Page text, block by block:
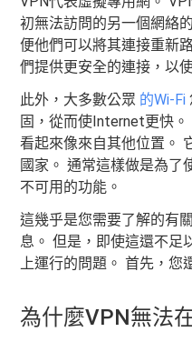
初無法訪問的另一個網絡
便他們可以將其連接重新
們提供更安全的連接，以
此外，大多數公眾 的Wi-Fi
固，從而使Internet更快
看起來像來自其他位置。
國家。 通常這樣做是為了
不可用的功能。
這幾乎是您需要了解的有
息。 但是，即使這還不足
上運行的問題。 首先，您
為什麼VPN無法